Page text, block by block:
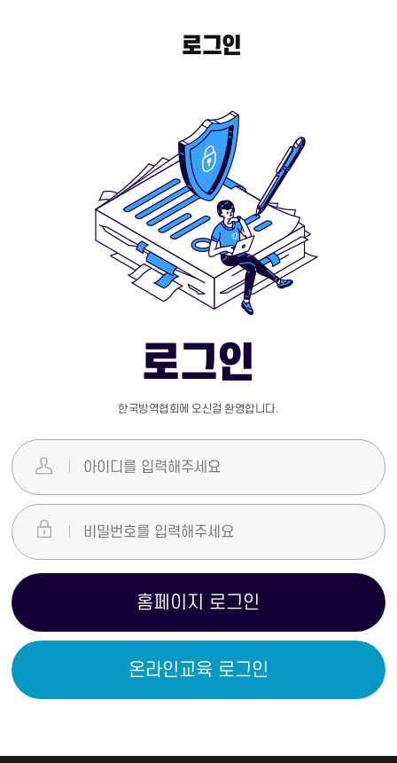
로그인
로그인
한국방역협회에 오신걸 환영합니다.
홈페이지 로그인
온라인교육 로그인